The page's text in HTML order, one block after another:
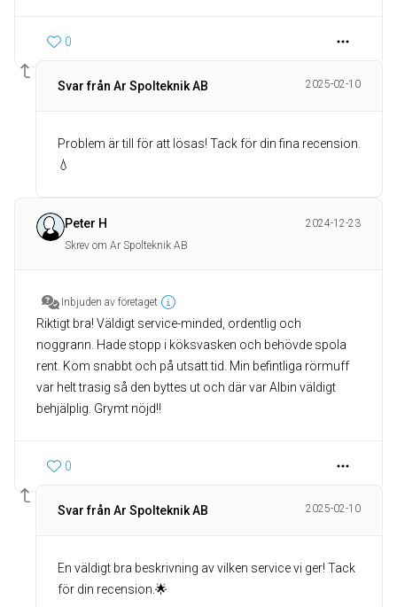
0
Svar från Ar Spolteknik AB 2025-02-10
Problem är till för att lösas! Tack för din fina recension.
💧
Peter H
2024-12-23
Skrev om Ar Spolteknik AB
Inbjuden av företaget
Riktigt bra! Väldigt service-minded, ordentlig och
noggrann. Hade stopp i köksvasken och behövde spola
rent. Kom snabbt och på utsatt tid. Min befintliga rörmuff
var helt trasig så den byttes ut och där var Albin väldigt
behjälplig. Grymt nöjd!!
0
Svar från Ar Spolteknik AB 2025-02-10
En väldigt bra beskrivning av vilken service vi ger! Tack
för din recension.🌟